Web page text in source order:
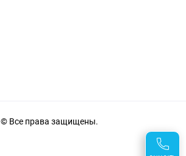
© Все права защищены.